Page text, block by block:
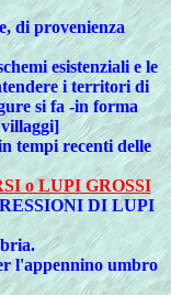
di provenienza
esistenziali e le
i territori di
si fa -in forma
tempi recenti delle
o LUPI GROSSI
DI LUPI
l'appennino umbro